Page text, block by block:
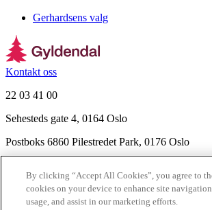
Gerhardsens valg
Kontakt oss
22 03 41 00
Sehesteds gate 4, 0164 Oslo
Postboks 6860 Pilestredet Park, 0176 Oslo
Nyhetsbrev
Ledige stillinger
By clicking “Accept All Cookies”, you agree to
cookies on your device to enhance site
usage, and assist in our marketing efforts.